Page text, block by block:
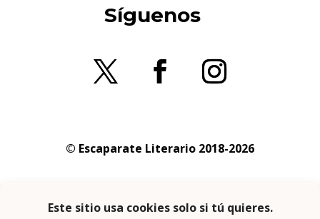
Síguenos
© Escaparate Literario 2018-2026
privacidad